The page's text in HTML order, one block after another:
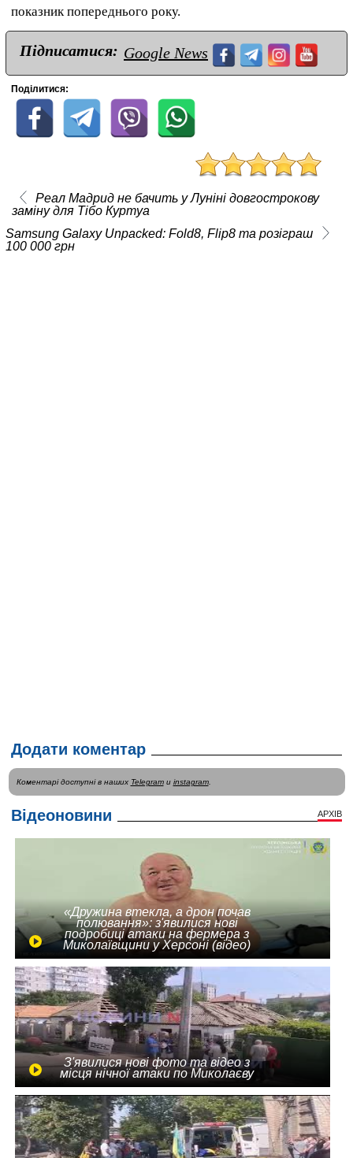
показник попереднього року.
Підписатися: Google News
Поділитися:
Реал Мадрид не бачить у Луніні довгострокову
заміну для Тібо Куртуа
Samsung Galaxy Unpacked: Fold8, Flip8 та розіграш
100 000 грн
Додати коментар
Коментарі доступні в наших Telegramи instagram.
Відеоновини АРХІВ
«Дружина втекла, а дрон почав
полювання»: з'явилися нові
подробиці атаки на фермера з
Миколаївщини у Херсоні (відео)
З'явилися нові фото та відео з
місця нічної атаки по Миколаєву